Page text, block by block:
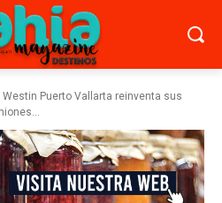
Westin Puerto Vallarta reinventa sus